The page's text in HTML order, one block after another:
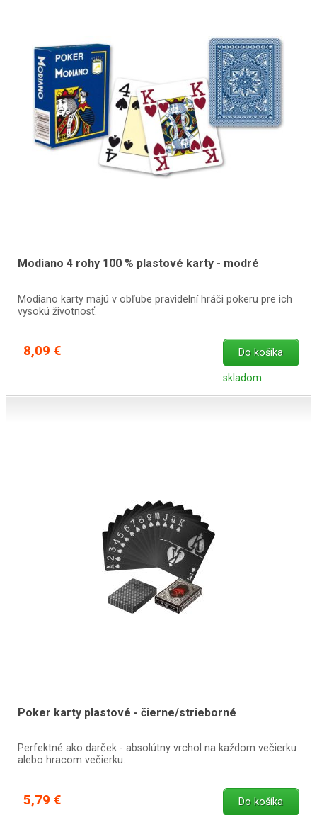
Modiano 4 rohy 100 % plastové karty - modré
Modiano karty majú v obľube pravidelní hráči pokeru pre ich
vysokú životnosť.
8,09 € Do košíka
skladom
Poker karty plastové - čierne/strieborné
Perfektné ako darček - absolútny vrchol na každom večierku
alebo hracom večierku.
5,79 € Do košíka